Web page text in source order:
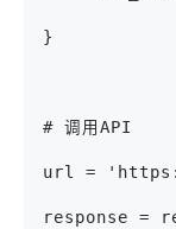
}
# 调用API
url =
response =